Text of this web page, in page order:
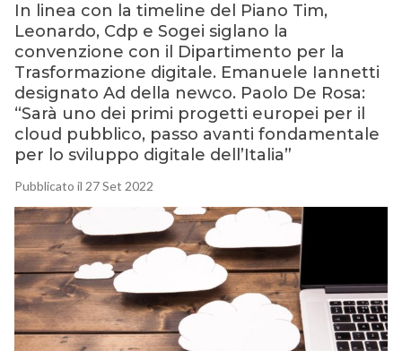
In linea con la timeline del Piano Tim,
Leonardo, Cdp e Sogei siglano la
convenzione con il Dipartimento per la
Trasformazione digitale. Emanuele Iannetti
designato Ad della newco. Paolo De Rosa:
“Sarà uno dei primi progetti europei per il
cloud pubblico, passo avanti fondamentale
per lo sviluppo digitale dell’Italia”
Pubblicato il 27 Set 2022